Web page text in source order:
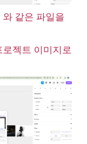
같은 파일을
젝트 이미지로